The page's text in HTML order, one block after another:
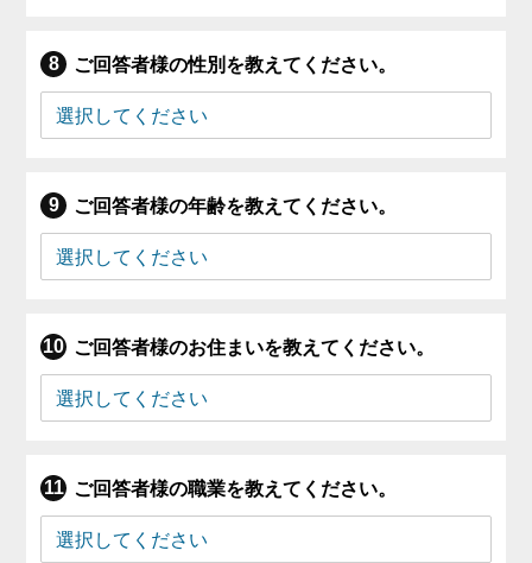
ご回答者様の性別を教えてください。
ご回答者様の年齢を教えてください。
ご回答者様のお住まいを教えてください。
ご回答者様の職業を教えてください。